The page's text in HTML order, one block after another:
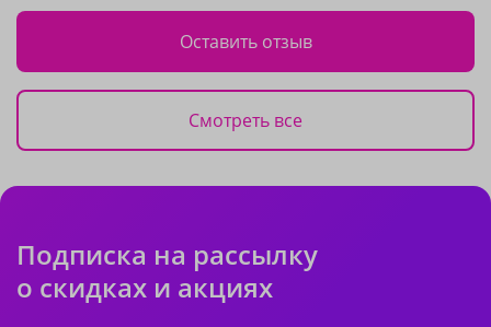
Оставить отзыв
Смотреть все
Подписка на рассылку
о скидках и акциях